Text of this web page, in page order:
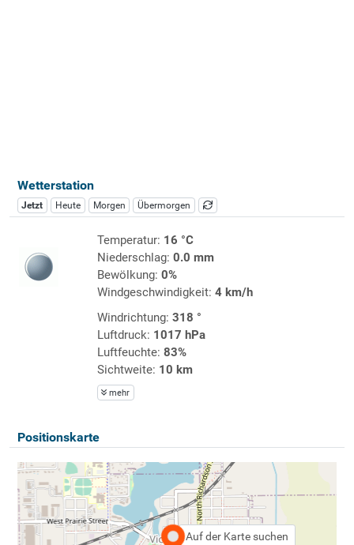
Wetterstation
Jetzt Heute Morgen Übermorgen
Temperatur: 16 °C
Niederschlag: 0.0 mm
Bewölkung: 0%
Windgeschwindigkeit: 4 km/h
Windrichtung: 318 °
Luftdruck: 1017 hPa
Luftfeuchte: 83%
Sichtweite: 10 km
mehr
Positionskarte
Auf der Karte suchen